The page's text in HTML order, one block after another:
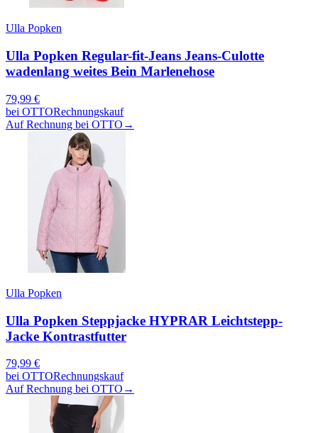
Ulla Popken
Ulla Popken Regular-fit-Jeans Jeans-Culotte
wadenlang weites Bein Marlenehose
79,99 €
bei OTTORechnungskauf
Auf Rechnung bei OTTO →
Ulla Popken
Ulla Popken Steppjacke HYPRAR Leichtstepp-
Jacke Kontrastfutter
79,99 €
bei OTTORechnungskauf
Auf Rechnung bei OTTO →